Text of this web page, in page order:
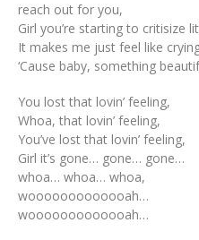
reach out for you,
Girl you’re starting to critisize
It makes me just feel like
‘Cause baby, something
You lost that lovin’ feeling,
Whoa, that lovin’ feeling,
You’ve lost that lovin’ feeling,
Girl it’s gone… gone… gone…
whoa… whoa… whoa,
wooooooooooooah…
wooooooooooooah…